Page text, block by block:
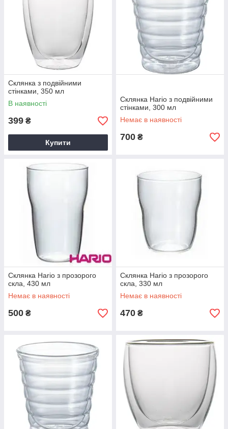
Склянка з подвійними
стінками, 350 мл
В наявності
399 ₴
Купити
Склянка Hario з подвійними
стінками, 300 мл
Немає в наявності
700 ₴
Склянка Hario з прозорого
скла, 430 мл
Немає в наявності
500 ₴
Склянка Hario з прозорого
скла, 330 мл
Немає в наявності
470 ₴